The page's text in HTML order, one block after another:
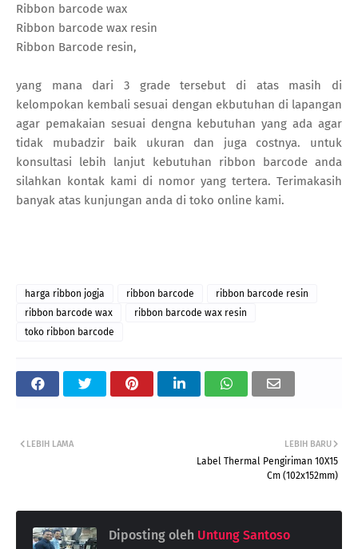
Ribbon barcode wax
Ribbon barcode wax resin
Ribbon Barcode resin,
yang mana dari 3 grade tersebut di atas masih di
kelompokan kembali sesuai dengan ekbutuhan di lapangan
agar pemakaian sesuai dengna kebutuhan yang ada agar
tidak mubadzir baik ukuran dan juga costnya. untuk
konsultasi lebih lanjut kebutuhan ribbon barcode anda
silahkan kontak kami di nomor yang tertera. Terimakasih
banyak atas kunjungan anda di toko online kami.
harga ribbon jogja ribbon barcode
ribbon barcode resin
ribbon barcode wax
ribbon barcode wax resin
toko ribbon barcode
LEBIH BARU
Label Thermal Pengiriman 10X15
Cm (102x152mm)
LEBIH LAMA
Diposting oleh Untung Santoso